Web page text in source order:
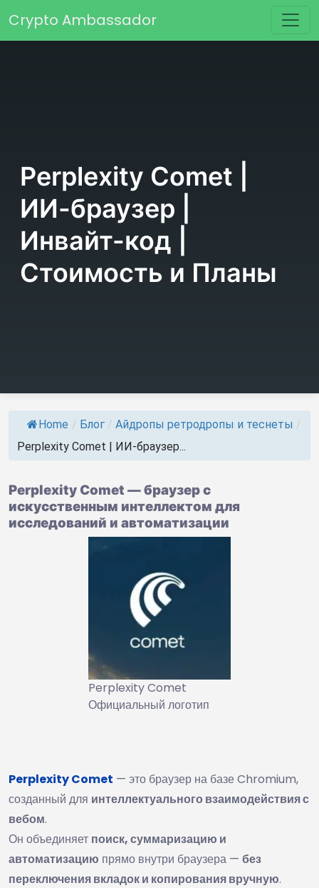
Основная навигация
Crypto Ambassador
Perplexity Comet |
ИИ-браузер |
Инвайт-код |
Стоимость и Планы
Home / Блог / Айдропы ретродропы и теснеты /
Perplexity Comet | ИИ-браузер...
Perplexity Comet — браузер с
искусственным интеллектом для
исследований и автоматизации
Perplexity Comet
Официальный логотип
Perplexity Comet — это браузер на базе Chromium,
созданный для интеллектуального взаимодействия с
вебом.
Он объединяет поиск, суммаризацию и
автоматизацию прямо внутри браузера — без
переключения вкладок и копирования вручную.